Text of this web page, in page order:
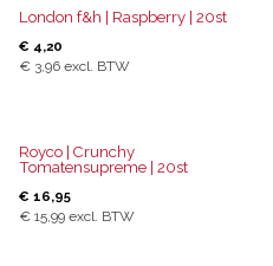
London f&h | Raspberry | 20st
€ 4,20
€ 3,96excl. BTW
Royco | Crunchy
Tomatensupreme | 20st
€ 16,95
€ 15,99excl. BTW